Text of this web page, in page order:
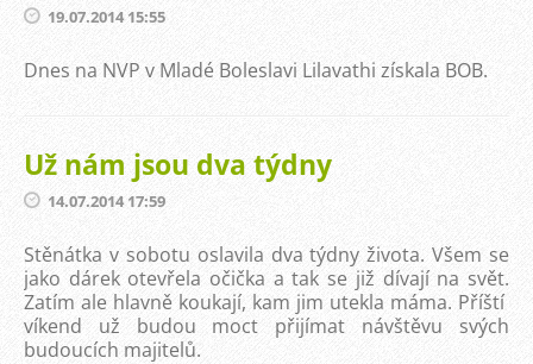
19.07.2014 15:55
Dnes na NVP v Mladé Boleslavi Lilavathi získala BOB.
Už nám jsou dva týdny
14.07.2014 17:59
Stěnátka v sobotu oslavila dva týdny života. Všem se
jako dárek otevřela očička a tak se již dívají na svět.
Zatím ale hlavně koukají, kam jim utekla máma. Příští
víkend už budou moct přijímat návštěvu svých
budoucích majitelů.